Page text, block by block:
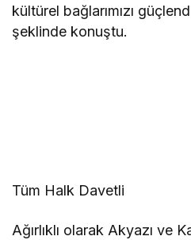
kültürel bağlarımızı
şeklinde konuştu.
Tüm Halk Davetli
Ağırlıklı olarak Akyazı ve